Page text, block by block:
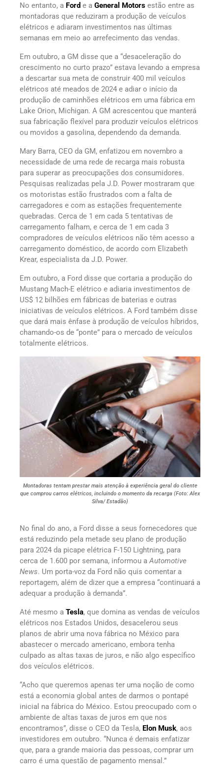
No entanto, a Ford e a General Motors estão entre as
montadoras que reduziram a produção de veículos
elétricos e adiaram investimentos nas últimas
semanas em meio ao arrefecimento das vendas.
Em outubro, a GM disse que a “desaceleração do
crescimento no curto prazo” estava levando a empresa
a descartar sua meta de construir 400 mil veículos
elétricos até meados de 2024 e adiar o início da
produção de caminhões elétricos em uma fábrica em
Lake Orion, Michigan. A GM acrescentou que manterá
sua fabricação flexível para produzir veículos elétricos
ou movidos a gasolina, dependendo da demanda.
Mary Barra, CEO da GM, enfatizou em novembro a
necessidade de uma rede de recarga mais robusta
para superar as preocupações dos consumidores.
Pesquisas realizadas pela J.D. Power mostraram que
os motoristas estão frustrados com a falta de
carregadores e com as estações frequentemente
quebradas. Cerca de 1 em cada 5 tentativas de
carregamento falham, e cerca de 1 em cada 3
compradores de veículos elétricos não têm acesso a
carregamento doméstico, de acordo com Elizabeth
Krear, especialista da J.D. Power.
Em outubro, a Ford disse que cortaria a produção do
Mustang Mach-E elétrico e adiaria investimentos de
US$ 12 bilhões em fábricas de baterias e outras
iniciativas de veículos elétricos. A Ford também disse
que dará mais ênfase à produção de veículos híbridos,
chamando-os de “ponte” para o mercado de veículos
totalmente elétricos.
Montadoras tentam prestar mais atenção à experiência geral do cliente
que comprou carros elétricos, incluindo o momento da recarga (Foto: Alex
Silva/ Estadão)
No final do ano, a Ford disse a seus fornecedores que
está reduzindo pela metade seu plano de produção
para 2024 da picape elétrica F-150 Lightning, para
cerca de 1.600 por semana, informou a Automotive
News. Um porta-voz da Ford não quis comentar a
reportagem, além de dizer que a empresa “continuará a
adequar a produção à demanda”.
Até mesmo a Tesla, que domina as vendas de veículos
elétricos nos Estados Unidos, desacelerou seus
planos de abrir uma nova fábrica no México para
abastecer o mercado americano, embora tenha
culpado as altas taxas de juros, e não algo específico
dos veículos elétricos.
“Acho que queremos apenas ter uma noção de como
está a economia global antes de darmos o pontapé
inicial na fábrica do México. Estou preocupado com o
ambiente de altas taxas de juros em que nos
encontramos”, disse o CEO da Tesla, Elon Musk, aos
investidores em outubro. “Nunca é demais enfatizar
que, para a grande maioria das pessoas, comprar um
carro é uma questão de pagamento mensal.”